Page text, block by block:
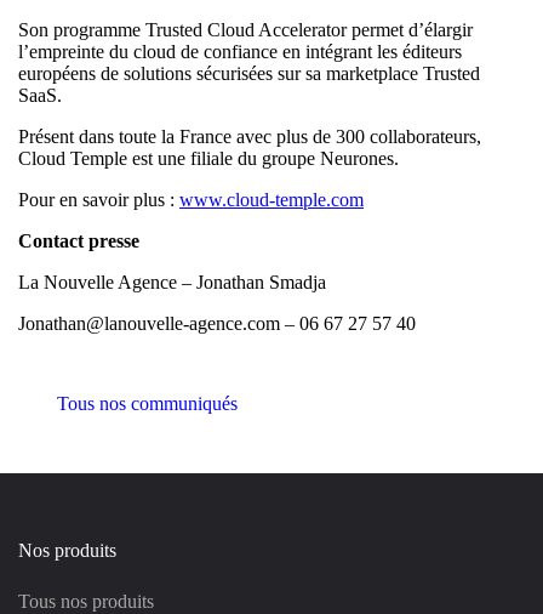
Son programme Trusted Cloud Accelerator permet d’élargir
l’empreinte du cloud de confiance en intégrant les éditeurs
européens de solutions sécurisées sur sa marketplace Trusted
SaaS.
Présent dans toute la France avec plus de 300 collaborateurs,
Cloud Temple est une filiale du groupe Neurones.
Pour en savoir plus : www.cloud-temple.com
Contact presse
La Nouvelle Agence – Jonathan Smadja
Jonathan@lanouvelle-agence.com – 06 67 27 57 40
Tous nos communiqués
Nos produits
Tous nos produits